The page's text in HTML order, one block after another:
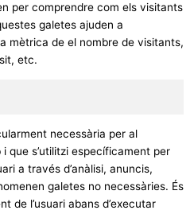
per comprendre com els visitants
galetes ajuden a
mètrica de el nombre de visitants,
etc.
necessària per al
que s’utilitzi específicament per
a través d’anàlisi, anuncis,
galetes no necessàries. És
de l’usuari abans d’executar